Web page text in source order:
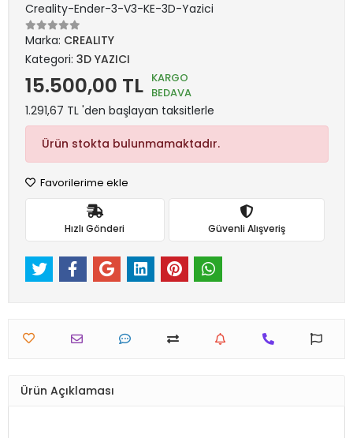
Creality-Ender-3-V3-KE-3D-Yazici
Marka: CREALITY
Kategori: 3D YAZICI
15.500,00 TL KARGO
BEDAVA
1.291,67 TL 'den başlayan taksitlerle
Ürün stokta bulunmamaktadır.
Favorilerime ekle
Hızlı Gönderi Güvenli Alışveriş
Ürün Açıklaması